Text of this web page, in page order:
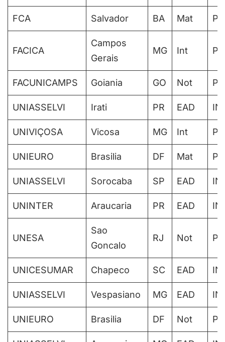
FCA Salvador BA Mat
FACICA
Campos
Gerais
MG Int
FACUNICAMPS Goiania GO Not
UNIASSELVI Irati PR EAD
UNIVIÇOSA Vicosa MG Int
UNIEURO Brasilia DF Mat
UNIASSELVI Sorocaba SP EAD
UNINTER Araucaria PR EAD
UNESA
Sao
Goncalo
RJ Not
UNICESUMAR Chapeco SC EAD
UNIASSELVI Vespasiano MG EAD
UNIEURO Brasilia DF Not